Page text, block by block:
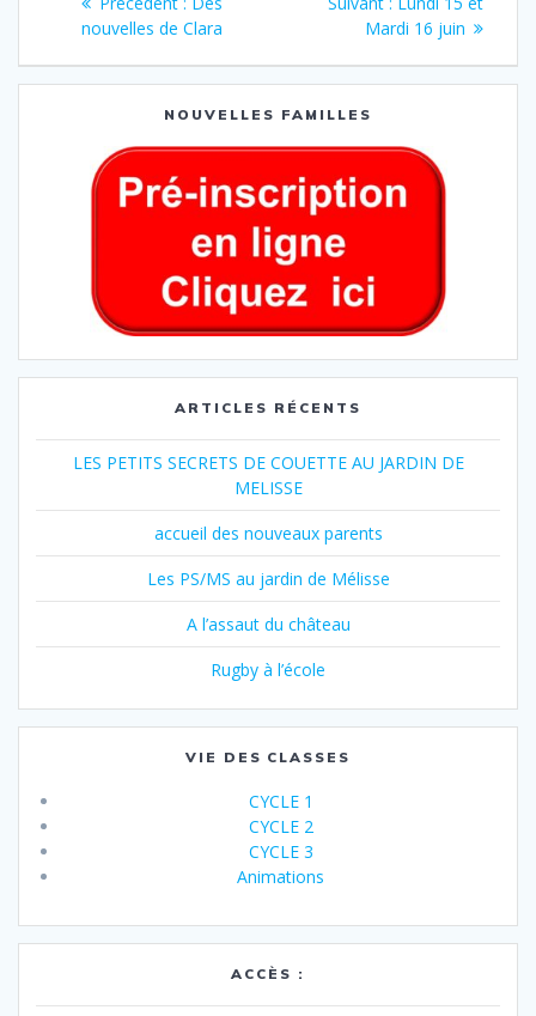
nouvelles de Clara
Mardi 16 juin
NOUVELLES FAMILLES
ARTICLES RÉCENTS
LES PETITS SECRETS DE COUETTE AU JARDIN DE
MELISSE
accueil des nouveaux parents
Les PS/MS au jardin de Mélisse
A l’assaut du château
Rugby à l’école
VIE DES CLASSES
CYCLE 1
CYCLE 2
CYCLE 3
Animations
ACCÈS :